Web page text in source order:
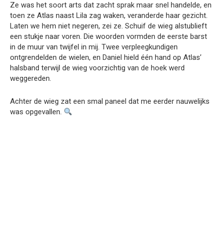
Ze was het soort arts dat zacht sprak maar snel handelde, en
toen ze Atlas naast Lila zag waken, veranderde haar gezicht.
Laten we hem niet negeren, zei ze. Schuif de wieg alstublieft
een stukje naar voren. Die woorden vormden de eerste barst
in de muur van twijfel in mij. Twee verpleegkundigen
ontgrendelden de wielen, en Daniel hield één hand op Atlas’
halsband terwijl de wieg voorzichtig van de hoek werd
weggereden.
Achter de wieg zat een smal paneel dat me eerder nauwelijks
was opgevallen.